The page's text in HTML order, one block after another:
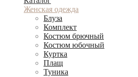
Женская одежда
Блуза
Комплект
Костюм брючный
Костюм юбочный
Куртка
Плащ
Туника